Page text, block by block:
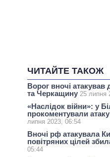
ЧИТАЙТЕ ТАКОЖ
Ворог вночі
та Черкащину 25 липня
«Наслідок війни»: у
прокоментували
липня 2023, 06:54
Вночі рф атакувала
повітряних цілей
05:44